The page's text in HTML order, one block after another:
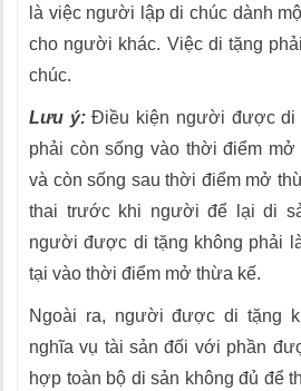
là việc người lập di chúc dành
cho người khác. Việc di tặng
chúc.
Lưu ý:Điều kiện người được di
phải còn sống vào thời điểm
và còn sống sau thời điểm mở
thai trước khi người để lại di
người được di tặng không phải
tại vào thời điểm mở thừa kế.
Ngoài ra, người được di tặng
nghĩa vụ tài sản đối với phần
hợp toàn bộ di sản không đủ để